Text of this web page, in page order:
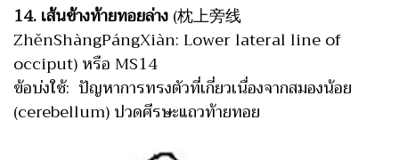
14. เส้นข้างท้ายทอยล่าง(枕上旁线
ZhěnShàngPángXiàn: Lower lateral line of
occiput) หรือ MS14
ข้อบ่งใช้: ปัญหาการทรงตัวที่เกี่ยวเนื่องจากสมองน้อย
(cerebellum) ปวดศีรษะแถวท้ายทอย